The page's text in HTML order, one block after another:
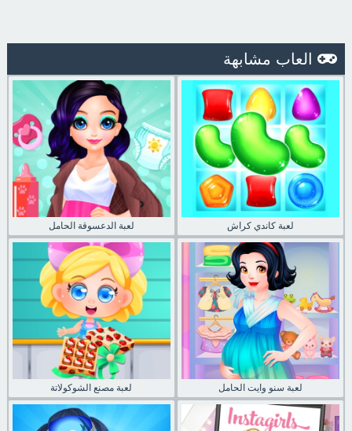
العاب مشابهة
لعبة الدعسوقة الحامل لعبة كاندي كراش
لعبة مصنع الشوكولاتة لعبة سنو وايت الحامل